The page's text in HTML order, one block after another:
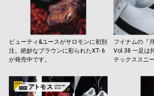
ビューティ&ユースがサロモンに初別
注。絶妙なブラウンに彩られたXT- 6
が発売中です。
フイナムの『
Vol.38 一足は
テックススニ